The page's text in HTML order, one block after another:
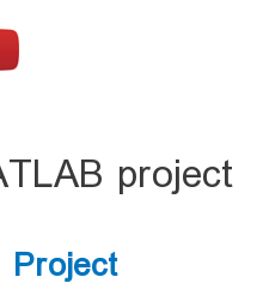
project